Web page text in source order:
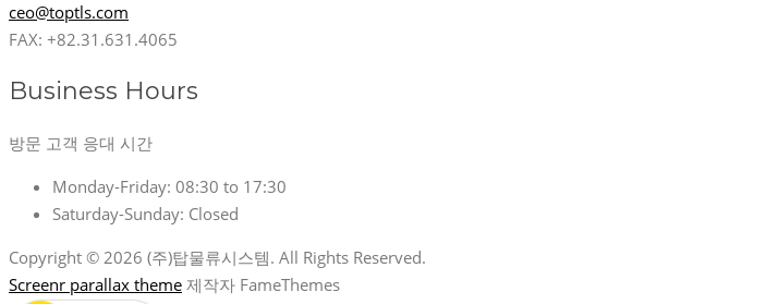
ceo@toptls.com
FAX: +82.31.631.4065
Business Hours
방문 고객 응대 시간
Monday-Friday: 08:30 to 17:30
Saturday-Sunday: Closed
Copyright © 2026 (주)탑물류시스템. All Rights Reserved.
Screenr parallax theme 제작자 FameThemes